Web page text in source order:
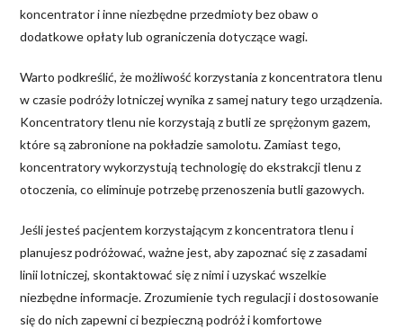
koncentrator i inne niezbędne przedmioty bez obaw o
dodatkowe opłaty lub ograniczenia dotyczące wagi.
Warto podkreślić, że możliwość korzystania z koncentratora tlenu
w czasie podróży lotniczej wynika z samej natury tego urządzenia.
Koncentratory tlenu nie korzystają z butli ze sprężonym gazem,
które są zabronione na pokładzie samolotu. Zamiast tego,
koncentratory wykorzystują technologię do ekstrakcji tlenu z
otoczenia, co eliminuje potrzebę przenoszenia butli gazowych.
Jeśli jesteś pacjentem korzystającym z koncentratora tlenu i
planujesz podróżować, ważne jest, aby zapoznać się z zasadami
linii lotniczej, skontaktować się z nimi i uzyskać wszelkie
niezbędne informacje. Zrozumienie tych regulacji i dostosowanie
się do nich zapewni ci bezpieczną podróż i komfortowe